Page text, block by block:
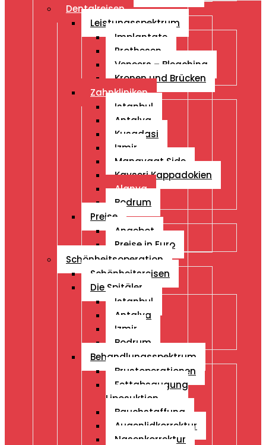
Dentalreisen
Leistungsspektrum
Implantate
Prothesen
Veneers – Bleaching
Kronen und Brücken
Zahnkliniken
Istanbul
Antalya
Kusadasi
Izmir
Manavgat Side
Kayseri Kappadokien
Alanya
Bodrum
Preise
Angebot
Preise in Euro
Schönheitsoperation
Schönheitsreisen
Die Spitäler
Istanbul
Antalya
Izmir
Bodrum
Behandlungsspektrum
Brustoperationen
Fettabsaugung
Liposuktion
Bauchstaffung
Augenlidkorrektur
Nasenkorrektur